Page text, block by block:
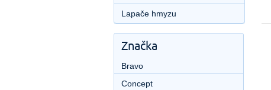
Lapače hmyzu
Značka
Bravo
Concept